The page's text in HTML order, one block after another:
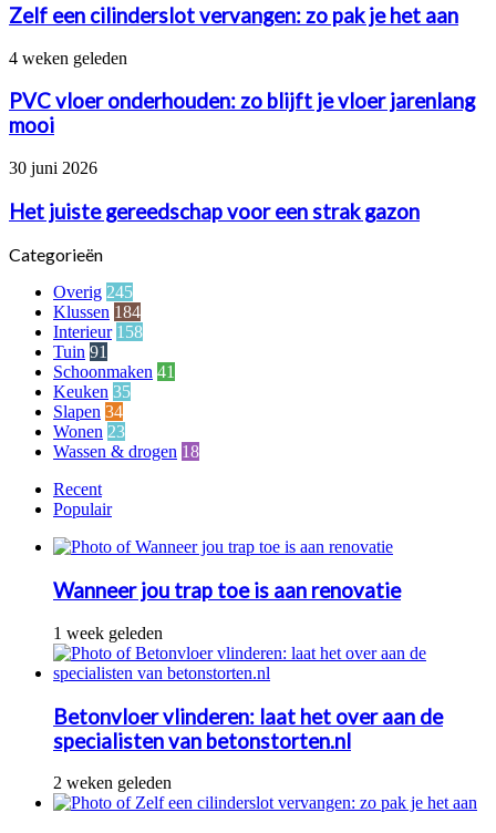
van
cilinderslot
vervangen:
zo
pak
je
het
aan
Zelf een cilinderslot vervangen: zo pak je het aan
PVC
onderhouden:
zo
blijft
vloer
mooi
4 weken geleden
PVC vloer onderhouden: zo blijft je vloer jarenlang
mooi
Het
gereedschap
voor
een
strak
gazon
30 juni 2026
Het juiste gereedschap voor een strak gazon
Categorieën
Overig 245
Klussen 184
Interieur 158
Tuin 91
Schoonmaken 41
Keuken 35
Slapen 34
Wonen 23
Wassen & drogen 18
Recent
Populair
Wanneer jou trap toe is aan renovatie
1 week geleden
Betonvloer vlinderen: laat het over aan de
specialisten van betonstorten.nl
2 weken geleden